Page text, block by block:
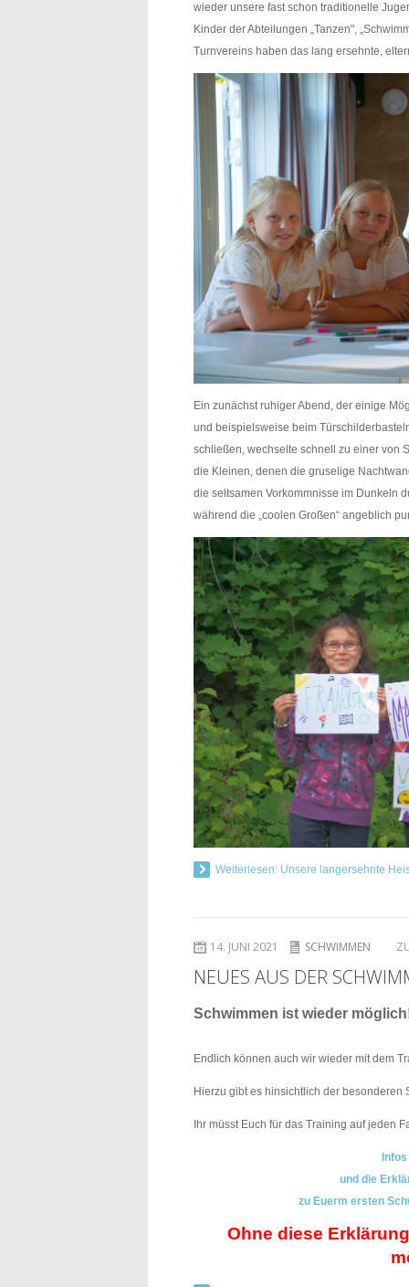
wieder unsere fast schon traditionelle
Kinder der Abteilungen „Tanzen",
Turnvereins haben das lang ersehnte,
Ein zunächst ruhiger Abend, der einige
und beispielsweise beim
schließen, wechselte schnell zu einer von
die Kleinen, denen die gruselige
die seltsamen Vorkommnisse im Dunkeln
während die „coolen Großen“ angeblich
Weiterlesen: Unsere langersehnte
14. JUNI 2021 SCHWIMMEN
NEUES AUS DER
Schwimmen ist wieder
Endlich können auch wir wieder mit dem
Hierzu gibt es hinsichtlich der besonderen
Ihr müsst Euch für das Training auf jeden
und die
zu Euerm ersten
Ohne diese